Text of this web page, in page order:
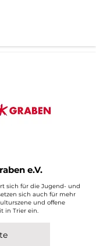
e.V.
sich für die Jugend- und
sich auch für mehr
und offene
in Trier ein.